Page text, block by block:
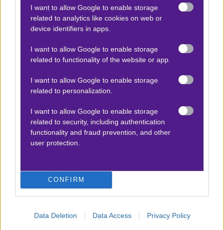
I want to allow Google to enable storage
related to analytics like cookies on web or
device identifiers in apps.
I want to allow Google to enable storage
related to functionality of the website or app.
I want to allow Google to enable storage
related to personalization.
I want to allow Google to enable storage
related to security, including authentication
functionality and fraud prevention, and other
user protection.
CONFIRM
Data Deletion Data Access Privacy Policy
Προσφορές*
ΒΑΘΜΟΛΟΓΙΕΣ
Βαθμολογίες Ελλάδα - Stoiximan
Super league
Βαθμολογίες Aγγλία – Premier league
Βαθμολογίες Γερμανίας – Bundesliga
Βαθμολογίες Ισπανίας- La liga
Βαθμολογίες Γαλλίας-League 1
ΣΤΟΙΧΗΜΑ